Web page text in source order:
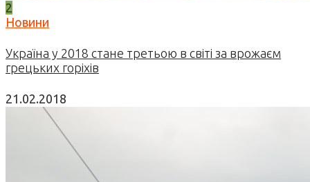
2
Новини
Україна у 2018 стане третьою в світі за врожаєм
грецьких горіхів
21.02.2018